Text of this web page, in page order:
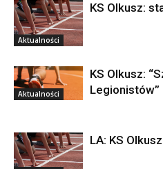
Aktualności
KS Olkusz:
Aktualności
KS Olkusz:
Legionistów”
LA: KS Olkusz